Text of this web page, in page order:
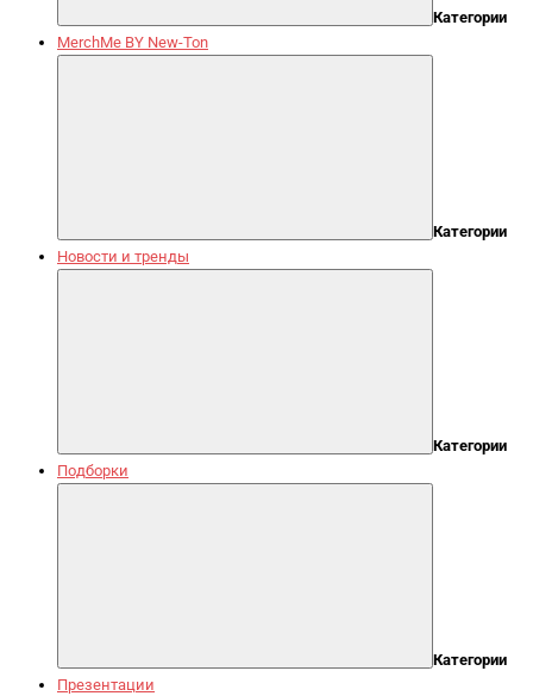
Категории
MerchMe BY New-Ton
Категории
Новости и тренды
Категории
Подборки
Категории
Презентации